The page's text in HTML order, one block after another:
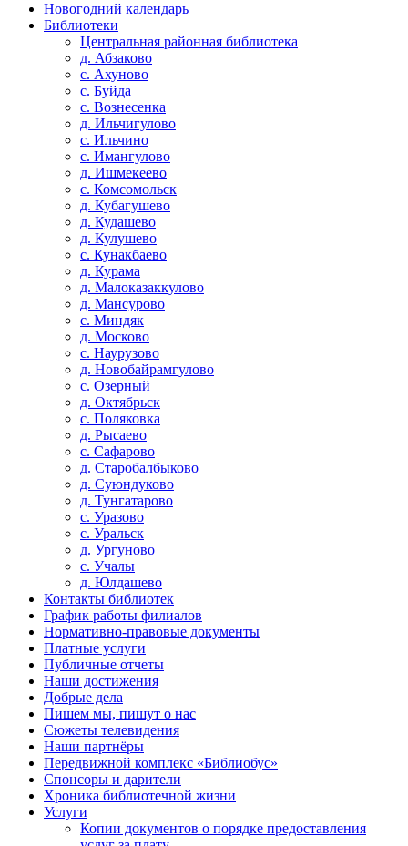
Новогодний календарь
Библиотеки
Центральная районная библиотека
д. Абзаково
с. Ахуново
с. Буйда
с. Вознесенка
д. Ильчигулово
с. Ильчино
с. Имангулово
д. Ишмекеево
с. Комсомольск
д. Кубагушево
д. Кудашево
д. Кулушево
с. Кунакбаево
д. Курама
д. Малоказаккулово
д. Мансурово
с. Миндяк
д. Москово
с. Наурузово
д. Новобайрамгулово
с. Озерный
д. Октябрьск
с. Поляковка
д. Рысаево
с. Сафарово
д. Старобалбыково
д. Суюндуково
д. Тунгатарово
с. Уразово
с. Уральск
д. Ургуново
с. Учалы
д. Юлдашево
Контакты библиотек
График работы филиалов
Нормативно-правовые документы
Платные услуги
Публичные отчеты
Наши достижения
Добрые дела
Пишем мы, пишут о нас
Сюжеты телевидения
Наши партнёры
Передвижной комплекс «Библиобус»
Спонсоры и дарители
Хроника библиотечной жизни
Услуги
Копии документов о порядке предоставления